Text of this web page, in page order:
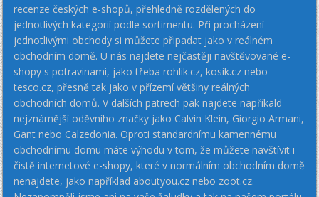
recenze českých e-shopů, přehledně rozdělených do
jednotlivých kategorií podle sortimentu. Při procházení
jednotlivými obchody si můžete připadat jako v reálném
obchodním domě. U nás najdete nejčastěji navštěvované e-
shopy s potravinami, jako třeba rohlik.cz, kosik.cz nebo
tesco.cz, přesně tak jako v přízemí většiny reálných
obchodních domů. V dalších patrech pak najdete napříkald
nejznámější oděvního značky jako Calvin Klein, Giorgio Armani,
Gant nebo Calzedonia. Oproti standardnímu kamennému
obchodnímu domu máte výhodu v tom, že můžete navštívit i
čistě internetové e-shopy, které v normálním obchodním domě
nenajdete, jako například aboutyou.cz nebo zoot.cz.